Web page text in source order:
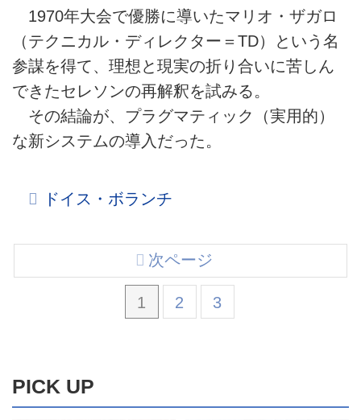
1970年大会で優勝に導いたマリオ・ザガロ
（テクニカル・ディレクター＝TD）という名
参謀を得て、理想と現実の折り合いに苦しん
できたセレソンの再解釈を試みる。
その結論が、プラグマティック（実用的）
な新システムの導入だった。
ドイス・ボランチ
1 2 3
次ページ
PICK UP